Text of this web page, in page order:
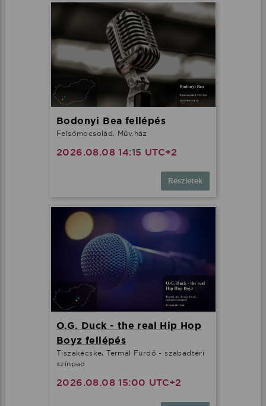
Bodonyi Bea fellépés
Felsőmocsolád, Műv.ház
2026.08.08 14:15 UTC+2
Részletek
O.G. Duck - the real Hip Hop
Boyz fellépés
Tiszakécske, Termál Fürdő - szabadtéri
színpad
2026.08.08 15:00 UTC+2